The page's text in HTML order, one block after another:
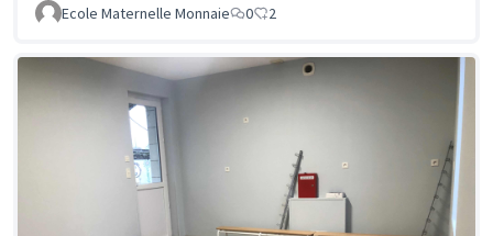
Ecole Maternelle Monnaie 0 2